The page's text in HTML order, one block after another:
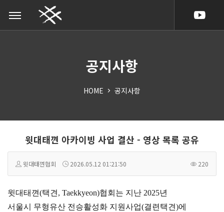
공지사항
HOME 공지사항
윗대태껸 아카이빙 사업 결산 - 영상 목록 공유
윗대태껸협회 2026.05.12 01:21:50 220
윗대태껸(택견, Taekkyeon)협회는 지난 2025년
서울시 무형유산 전승활성화 지원사업(결련택견)에